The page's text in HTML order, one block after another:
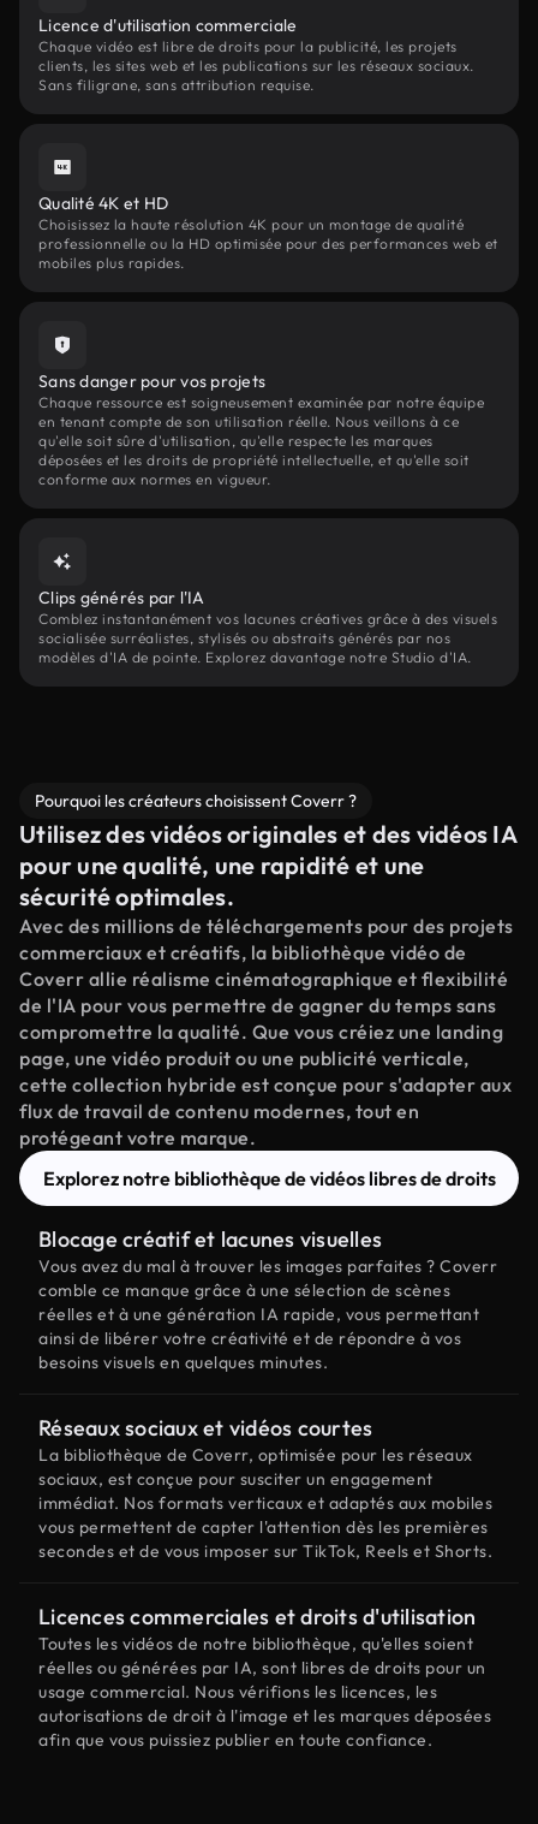
Licence d'utilisation commerciale
Chaque vidéo est libre de droits pour la publicité, les projets
clients, les sites web et les publications sur les réseaux sociaux.
Sans filigrane, sans attribution requise.
Qualité 4K et HD
Choisissez la haute résolution 4K pour un montage de qualité
professionnelle ou la HD optimisée pour des performances web et
mobiles plus rapides.
Sans danger pour vos projets
Chaque ressource est soigneusement examinée par notre équipe
en tenant compte de son utilisation réelle. Nous veillons à ce
qu'elle soit sûre d'utilisation, qu'elle respecte les marques
déposées et les droits de propriété intellectuelle, et qu'elle soit
conforme aux normes en vigueur.
Clips générés par l'IA
Comblez instantanément vos lacunes créatives grâce à des visuels
socialisée surréalistes, stylisés ou abstraits générés par nos
modèles d'IA de pointe. Explorez davantage notre Studio d'IA.
Pourquoi les créateurs choisissent Coverr ?
Utilisez des vidéos originales et des vidéos IA
pour une qualité, une rapidité et une
sécurité optimales.
Avec des millions de téléchargements pour des projets
commerciaux et créatifs, la bibliothèque vidéo de
Coverr allie réalisme cinématographique et flexibilité
de l'IA pour vous permettre de gagner du temps sans
compromettre la qualité. Que vous créiez une landing
page, une vidéo produit ou une publicité verticale,
cette collection hybride est conçue pour s'adapter aux
flux de travail de contenu modernes, tout en
protégeant votre marque.
Explorez notre bibliothèque de vidéos libres de droits
Blocage créatif et lacunes visuelles
Vous avez du mal à trouver les images parfaites ? Coverr
comble ce manque grâce à une sélection de scènes
réelles et à une génération IA rapide, vous permettant
ainsi de libérer votre créativité et de répondre à vos
besoins visuels en quelques minutes.
Réseaux sociaux et vidéos courtes
La bibliothèque de Coverr, optimisée pour les réseaux
sociaux, est conçue pour susciter un engagement
immédiat. Nos formats verticaux et adaptés aux mobiles
vous permettent de capter l'attention dès les premières
secondes et de vous imposer sur TikTok, Reels et Shorts.
Licences commerciales et droits d'utilisation
Toutes les vidéos de notre bibliothèque, qu'elles soient
réelles ou générées par IA, sont libres de droits pour un
usage commercial. Nous vérifions les licences, les
autorisations de droit à l'image et les marques déposées
afin que vous puissiez publier en toute confiance.